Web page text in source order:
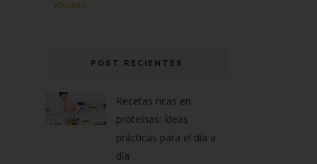
YOGURES
POST RECIENTES
Recetas ricas en
proteínas: ídeas
prácticas para el día a
día